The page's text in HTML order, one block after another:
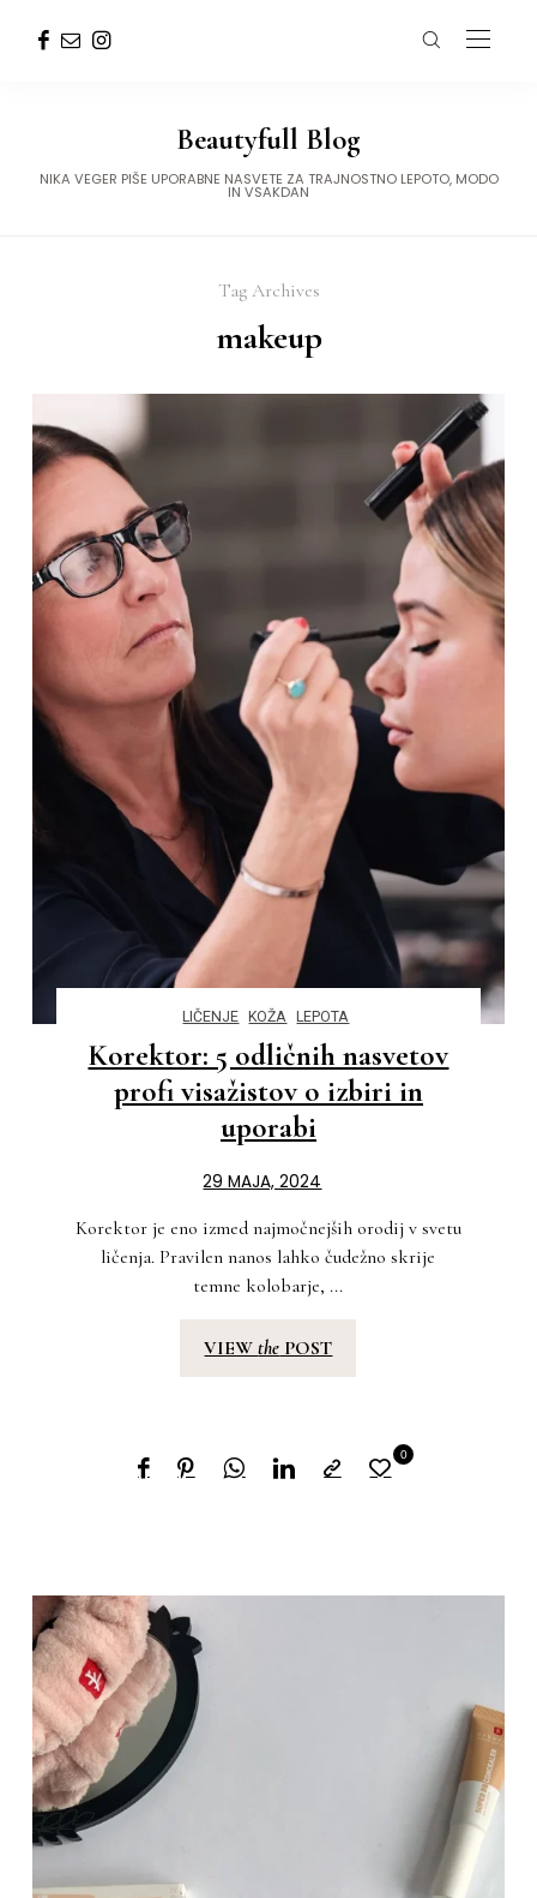
Beautyfull Blog
NIKA VEGER PIŠE UPORABNE NASVETE ZA TRAJNOSTNO LEPOTO, MODO
IN VSAKDAN
Tag Archives
makeup
LIČENJE KOŽA LEPOTA
Korektor: 5 odličnih nasvetov
profi visažistov o izbiri in
uporabi
29 MAJA, 2024
Korektor je eno izmed najmočnejših orodij v svetu
ličenja. Pravilen nanos lahko čudežno skrije
temne kolobarje, ...
VIEWthe POST
0